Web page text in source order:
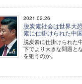
2021.02.26
脱炭素社会は世界大
素に仕掛けられた中
脱炭素に仕掛けられた
下でより大きな問題と
を狙うのか。